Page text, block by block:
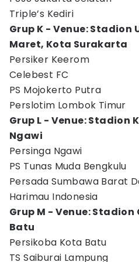
Triple’s Kediri
Grup K - Venue: Stadion
Maret, Kota Surakarta
Persiker Keerom
Celebest FC
PS Mojokerto Putra
Perslotim Lombok Timur
Grup L - Venue: Stadion
Ngawi
Persinga Ngawi
PS Tunas Muda Bengkulu
Persada Sumbawa Barat
Harimau Indonesia
Grup M - Venue:
Batu
Persikoba Kota Batu
TS Saiburai Lampung